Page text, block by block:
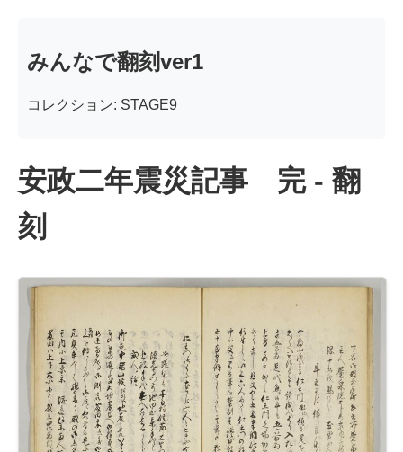
みんなで翻刻ver1
コレクション: STAGE9
安政二年震災記事 完 - 翻
刻